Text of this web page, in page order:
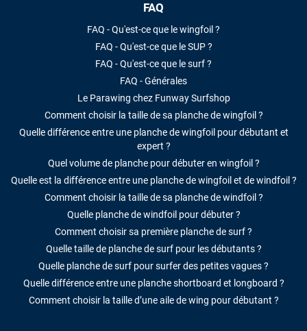
FAQ
FAQ - Qu'est-ce que le wingfoil ?
FAQ - Qu'est-ce que le SUP ?
FAQ - Qu'est-ce que le surf ?
FAQ - Générales
Le Parawing chez Funway Surfshop
Comment choisir la taille de sa planche de wingfoil ?
Quelle différence entre une planche de wingfoil pour débutant et
expert ?
Quel volume de planche pour débuter en wingfoil ?
Quelle est la différence entre une planche de wingfoil et de windfoil ?
Comment choisir la taille de sa planche de windfoil ?
Quelle planche de windfoil pour débuter ?
Comment choisir sa première planche de surf ?
Quelle taille de planche de surf pour les débutants ?
Quelle planche de surf pour surfer des petites vagues ?
Quelle différence entre une planche shortboard et longboard ?
Comment choisir la taille d’une aile de wing pour débutant ?